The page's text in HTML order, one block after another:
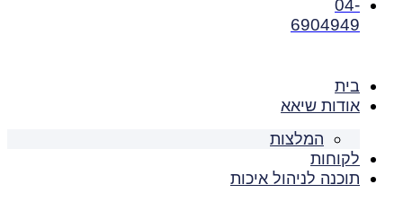
04-
6904949
בית
אודות שיאא
המלצות
לקוחות
תוכנה לניהול איכות